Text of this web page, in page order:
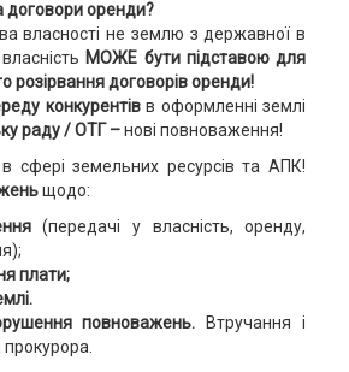
договори оренди?
власності не землю з державної в
МОЖЕ бути підставою для
розірвання договорів оренди!
конкурентівв оформленні землі
раду / ОТГ –нові повноваження!
в сфері земельних ресурсів та АПК!
щодо:
(передачі у власність, оренду,
плати;
повноважень. Втручання і
прокурора.